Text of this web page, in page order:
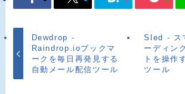
Dewdrop -
Raindrop.ioブックマ
ークを毎日再発見する
自動メール配信ツール
Sled - ス
ーディン
トを操作
ツール